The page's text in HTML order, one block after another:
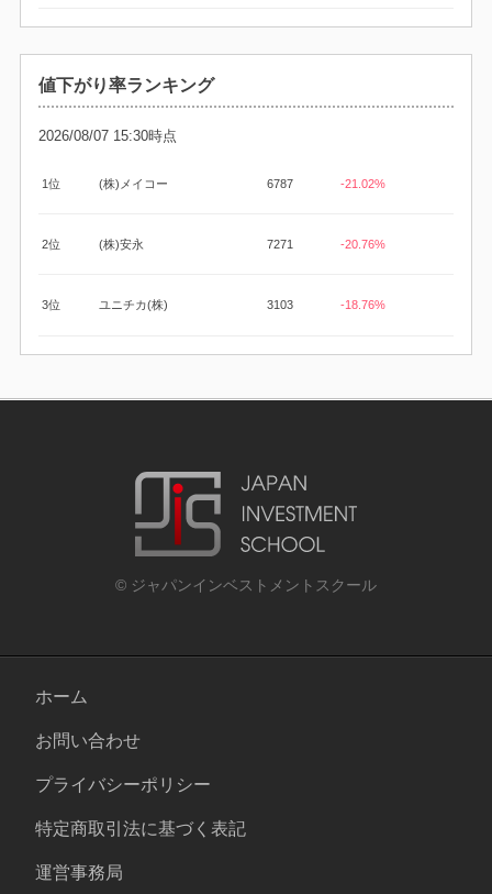
値下がり率ランキング
2026/08/07 15:30時点
1位 (株)メイコー 6787 -21.02%
2位 (株)安永 7271 -20.76%
3位 ユニチカ(株) 3103 -18.76%
© ジャパンインベストメントスクール
ホーム
お問い合わせ
プライバシーポリシー
特定商取引法に基づく表記
運営事務局